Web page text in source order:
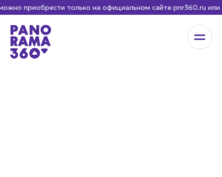
только на официальном сайте pnr360.ru или в